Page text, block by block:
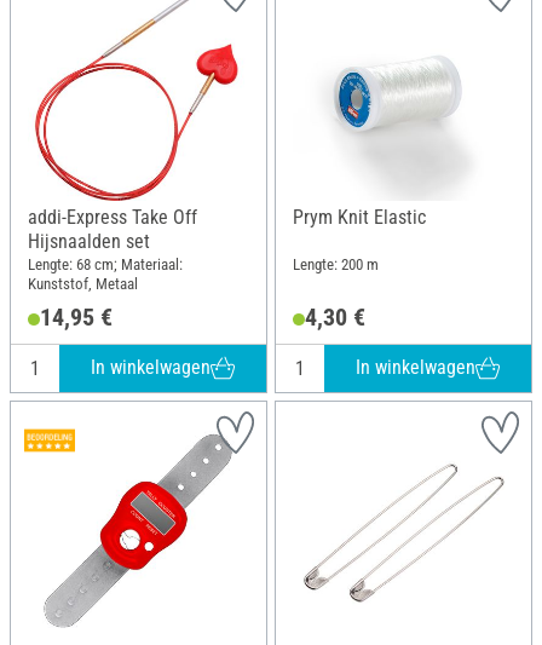
addi-Express Take Off
Hijsnaalden set
Lengte: 68 cm; Materiaal:
Kunststof, Metaal
14,95 €
In winkelwagen
Prym Knit Elastic
Lengte: 200 m
4,30 €
In winkelwagen